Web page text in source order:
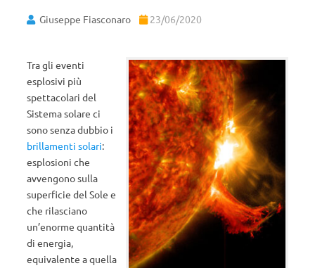
Giuseppe Fiasconaro 23/06/2020
Tra gli eventi
esplosivi più
spettacolari del
Sistema solare ci
sono senza dubbio i
brillamenti solari:
esplosioni che
avvengono sulla
superficie del Sole e
che rilasciano
un’enorme quantità
di energia,
equivalente a quella